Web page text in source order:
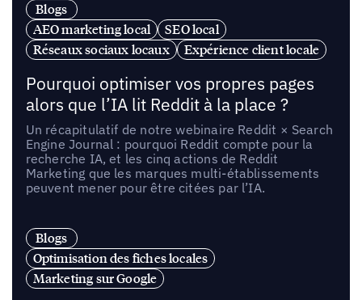
Blogs
AEO marketing local
SEO local
Réseaux sociaux locaux
Expérience client locale
Pourquoi optimiser vos propres pages
alors que l’IA lit Reddit à la place ?
Un récapitulatif de notre webinaire Reddit × Search
Engine Journal : pourquoi Reddit compte pour la
recherche IA, et les cinq actions de Reddit
Marketing que les marques multi-établissements
peuvent mener pour être citées par l’IA.
Blogs
Optimisation des fiches locales
Marketing sur Google